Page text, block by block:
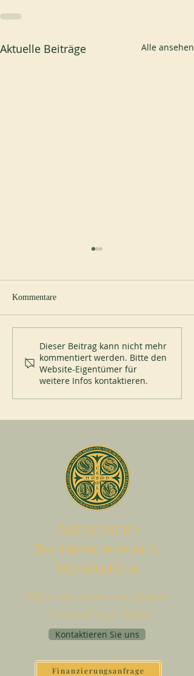
Aktuelle Beiträge Alle ansehen
Neuer Abt in Cullman
Kommentare
Dieser Beitrag kann nicht mehr
kommentiert werden. Bitte den
Website-Eigentümer für
weitere Infos kontaktieren.
Associatio
Internationalis
MonAstica
Lass uns zusammen bringen
Himmel auf Erden
Kontaktieren Sie uns
Finanzierungsanfrage